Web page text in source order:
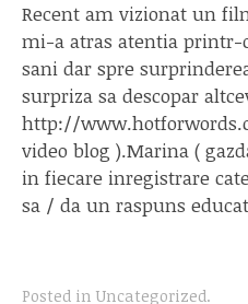
Recent am vizionat un
mi-a atras atentia printr-
sani dar spre
surpriza sa descopar
http://
video blog ).Marina (
in fiecare inregistrare
sa / da un raspuns
Posted in Uncategorized.